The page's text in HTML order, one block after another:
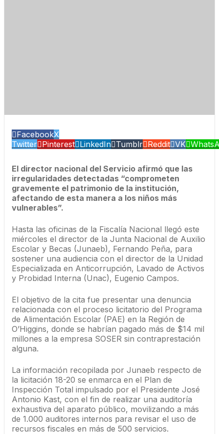
FacebookX
Twitter Pinterest LinkedIn Tumblr Reddit VK
El director nacional del Servicio afirmó que las
irregularidades detectadas “comprometen
gravemente el patrimonio de la institución,
afectando de esta manera a los niños más
vulnerables”.
Hasta las oficinas de la Fiscalía Nacional llegó este
miércoles el director de la Junta Nacional de Auxilio
Escolar y Becas (Junaeb), Fernando Peña, para
sostener una audiencia con el director de la Unidad
Especializada en Anticorrupción, Lavado de Activos
y Probidad Interna (Unac), Eugenio Campos.
El objetivo de la cita fue presentar una denuncia
relacionada con el proceso licitatorio del Programa
de Alimentación Escolar (PAE) en la Región de
O’Higgins, donde se habrían pagado más de $14 mil
millones a la empresa SOSER sin contraprestación
alguna.
La información recopilada por Junaeb respecto de
la licitación 18-20 se enmarca en el Plan de
Inspección Total impulsado por el Presidente José
Antonio Kast, con el fin de realizar una auditoría
exhaustiva del aparato público, movilizando a más
de 1.000 auditores internos para revisar el uso de
recursos fiscales en más de 500 servicios.